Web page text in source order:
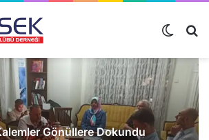
Gönüllere Dokundu